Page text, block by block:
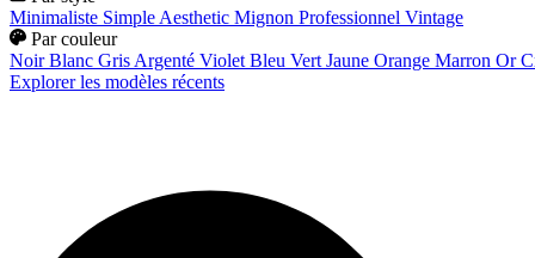
Minimaliste Simple Aesthetic Mignon Professionnel Vintage
Par couleur
Noir Blanc Gris Argenté Violet Bleu Vert Jaune Orange Marron Or
Explorer les modèles récents